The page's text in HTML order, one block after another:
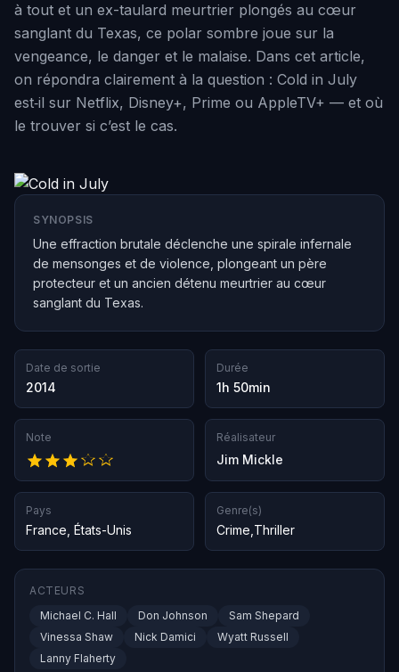
à tout et un ex-taulard meurtrier plongés au cœur
sanglant du Texas, ce polar sombre joue sur la
vengeance, le danger et le malaise. Dans cet article,
on répondra clairement à la question : Cold in July
est‑il sur Netflix, Disney+, Prime ou AppleTV+ — et où
le trouver si c’est le cas.
SYNOPSIS
Une effraction brutale déclenche une spirale infernale
de mensonges et de violence, plongeant un père
protecteur et un ancien détenu meurtrier au cœur
sanglant du Texas.
Date de sortie
2014
Durée
1h 50min
Note Réalisateur
Jim Mickle
Pays
France États-Unis
Genre(s)
Crime Thriller
ACTEURS
Michael C. Hall
Don Johnson
Sam Shepard
Vinessa Shaw
Nick Damici
Wyatt Russell
Lanny Flaherty